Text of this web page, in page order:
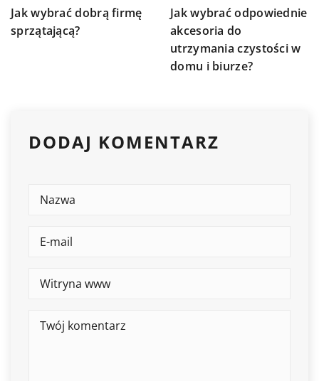
Jak wybrać dobrą firmę
sprzątającą?
Jak wybrać odpowiednie
akcesoria do
utrzymania czystości w
domu i biurze?
DODAJ KOMENTARZ